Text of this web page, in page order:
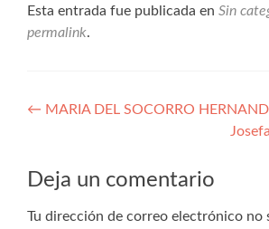
Esta entrada fue publicada en Sin
permalink.
Navegación
entradas
← MARIA DEL SOCORRO
Deja un comentario
Tu dirección de correo electrónico no